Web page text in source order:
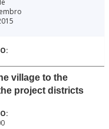
village to the
project districts